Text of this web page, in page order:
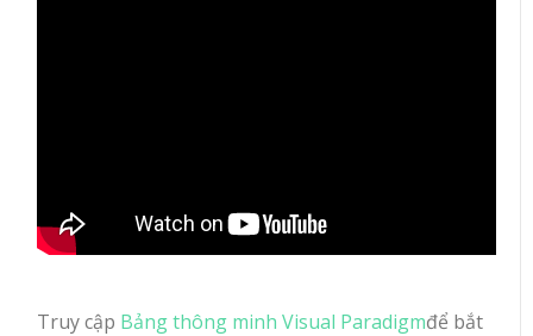
Truy cập Bảng thông minh Visual Paradigmđể bắt